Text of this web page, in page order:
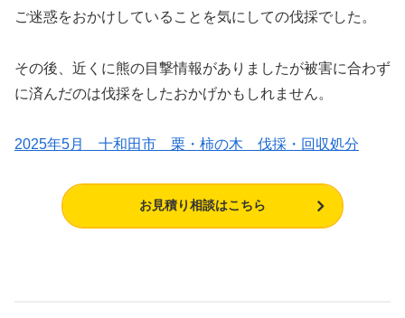
ご迷惑をおかけしていることを気にしての伐採でした。
その後、近くに熊の目撃情報がありましたが被害に合わず
に済んだのは伐採をしたおかげかもしれません。
2025年5月 十和田市 栗・柿の木 伐採・回収処分
お見積り相談はこちら